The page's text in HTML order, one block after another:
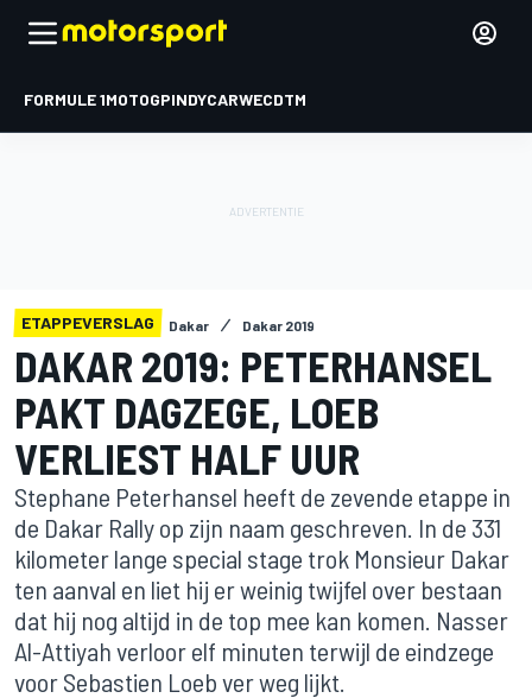
FORMULE 1MOTOGPINDYCARWECDTM
ETAPPEVERSLAG Dakar Dakar 2019
DAKAR 2019: PETERHANSEL
PAKT DAGZEGE, LOEB
VERLIEST HALF UUR
Stephane Peterhansel heeft de zevende etappe in
de Dakar Rally op zijn naam geschreven. In de 331
kilometer lange special stage trok Monsieur Dakar
ten aanval en liet hij er weinig twijfel over bestaan
dat hij nog altijd in de top mee kan komen. Nasser
Al-Attiyah verloor elf minuten terwijl de eindzege
voor Sebastien Loeb ver weg lijkt.